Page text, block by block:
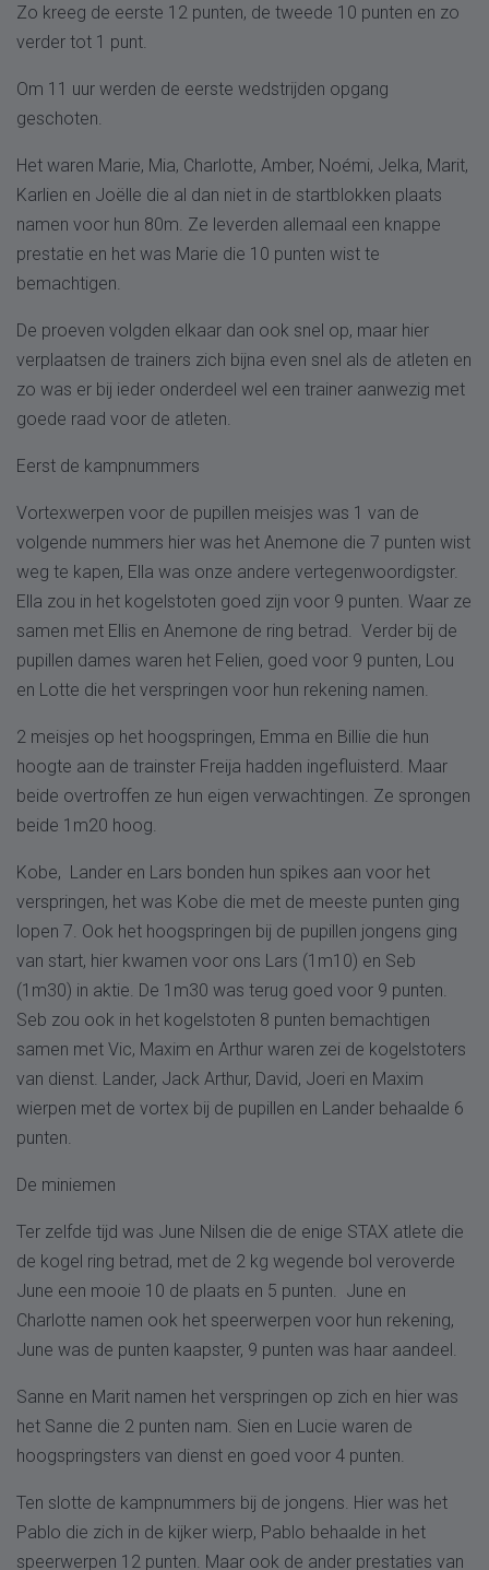
Zo kreeg de eerste 12 punten, de tweede 10 punten en zo
verder tot 1 punt.
Om 11 uur werden de eerste wedstrijden opgang
geschoten.
Het waren Marie, Mia, Charlotte, Amber, Noémi, Jelka, Marit,
Karlien en Joëlle die al dan niet in de startblokken plaats
namen voor hun 80m. Ze leverden allemaal een knappe
prestatie en het was Marie die 10 punten wist te
bemachtigen.
De proeven volgden elkaar dan ook snel op, maar hier
verplaatsen de trainers zich bijna even snel als de atleten en
zo was er bij ieder onderdeel wel een trainer aanwezig met
goede raad voor de atleten.
Eerst de kampnummers
Vortexwerpen voor de pupillen meisjes was 1 van de
volgende nummers hier was het Anemone die 7 punten wist
weg te kapen, Ella was onze andere vertegenwoordigster.
Ella zou in het kogelstoten goed zijn voor 9 punten. Waar ze
samen met Ellis en Anemone de ring betrad. Verder bij de
pupillen dames waren het Felien, goed voor 9 punten, Lou
en Lotte die het verspringen voor hun rekening namen.
2 meisjes op het hoogspringen, Emma en Billie die hun
hoogte aan de trainster Freija hadden ingefluisterd. Maar
beide overtroffen ze hun eigen verwachtingen. Ze sprongen
beide 1m20 hoog.
Kobe, Lander en Lars bonden hun spikes aan voor het
verspringen, het was Kobe die met de meeste punten ging
lopen 7. Ook het hoogspringen bij de pupillen jongens ging
van start, hier kwamen voor ons Lars (1m10) en Seb
(1m30) in aktie. De 1m30 was terug goed voor 9 punten.
Seb zou ook in het kogelstoten 8 punten bemachtigen
samen met Vic, Maxim en Arthur waren zei de kogelstoters
van dienst. Lander, Jack Arthur, David, Joeri en Maxim
wierpen met de vortex bij de pupillen en Lander behaalde 6
punten.
De miniemen
Ter zelfde tijd was June Nilsen die de enige STAX atlete die
de kogel ring betrad, met de 2 kg wegende bol veroverde
June een mooie 10 de plaats en 5 punten. June en
Charlotte namen ook het speerwerpen voor hun rekening,
June was de punten kaapster, 9 punten was haar aandeel.
Sanne en Marit namen het verspringen op zich en hier was
het Sanne die 2 punten nam. Sien en Lucie waren de
hoogspringsters van dienst en goed voor 4 punten.
Ten slotte de kampnummers bij de jongens. Hier was het
Pablo die zich in de kijker wierp, Pablo behaalde in het
speerwerpen 12 punten. Maar ook de ander prestaties van